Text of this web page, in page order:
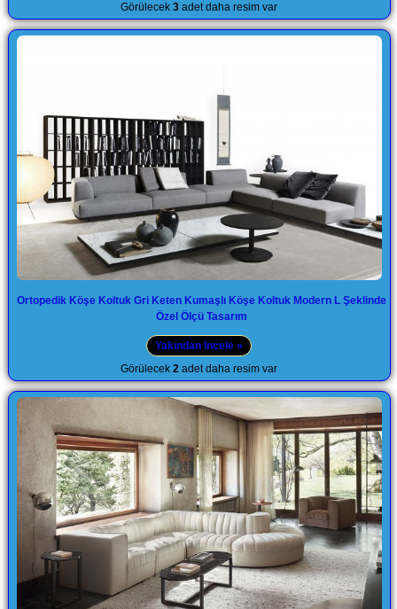
Görülecek3 adet daha resim var
Ortopedik Köşe Koltuk Gri Keten Kumaşlı Köşe Koltuk Modern L Şeklinde
Özel Ölçü Tasarım
Yakından İncele »
Görülecek2 adet daha resim var